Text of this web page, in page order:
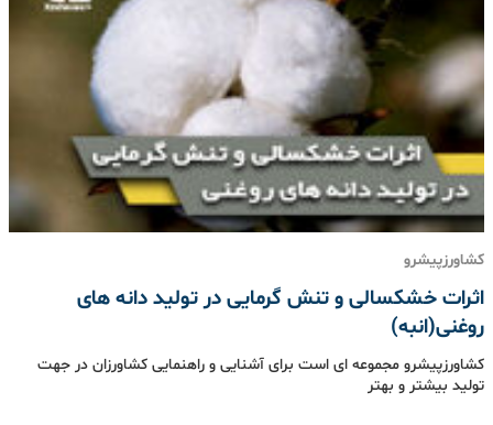
کشاورزپیشرو
اثرات خشکسالی و تنش گرمایی در تولید دانه های
روغنی(انبه)
کشاورزپیشرو مجموعه ای است برای آشنایی و راهنمایی کشاورزان در جهت
تولید بیشتر و بهتر